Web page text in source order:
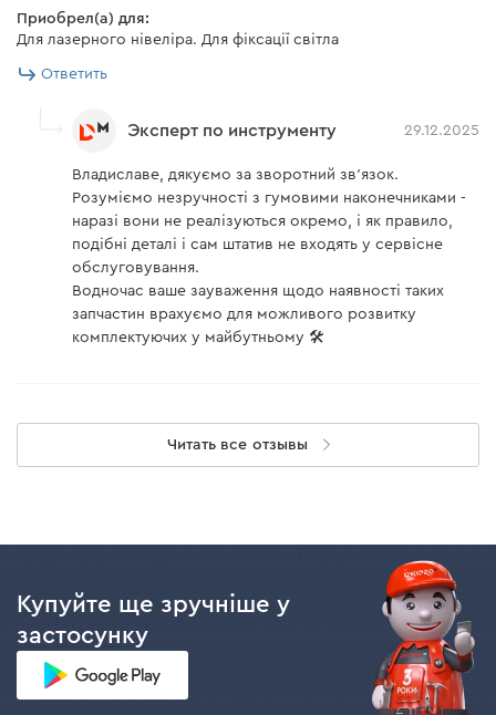
Приобрел(а) для:
Для лазерного нівеліра. Для фіксації світла
Ответить
Эксперт по инструменту 29.12.2025
Владиславе, дякуємо за зворотний зв'язок.
Розуміємо незручності з гумовими наконечниками -
наразі вони не реалізуються окремо, і як правило,
подібні деталі і сам штатив не входять у сервісне
обслуговування.
Водночас ваше зауваження щодо наявності таких
запчастин врахуємо для можливого розвитку
комплектуючих у майбутньому 🛠️
Читать все отзывы
Купуйте ще зручніше у
застосунку